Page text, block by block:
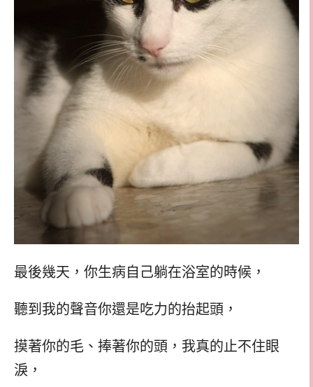
最後幾天，你生病自己躺在浴室的時候，
聽到我的聲音你還是吃力的抬起頭，
摸著你的毛、捧著你的頭，我真的止不住眼
淚，